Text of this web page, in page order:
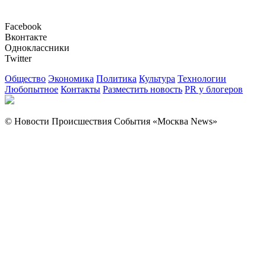
Facebook
Вконтакте
Одноклассники
Twitter
Общество Экономика Политика Культура Технологии
Любопытное Контакты Разместить новость PR у блогеров
© Новости Происшествия События «Москва News»